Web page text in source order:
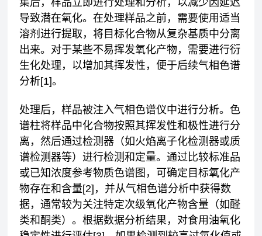
集后，样品立即进行处理和分析，以减少因延迟
导致潜在氧化。在处理样品之前，需要使用适当
溶剂进行提取，将目标化合物从复杂基质中分离
出来。对于某些不易挥发氧化产物，需要进行衍
生化处理，以增加其挥发性，便于后续气相色谱
分析[1]。
处理后，样品被注入气相色谱仪中进行分析。色
谱柱将样品中化合物按照其挥发性和极性进行分
离，然后通过检测器（如火焰离子化检测器或质
谱检测器等）进行检测和定量。通过比较标准品
或已知浓度参考物质色谱图，可确定目标氧化产
物存在和含量[2]，并从气相色谱分析中获得数
据，通常较为关注特定次级氧化产物含量（如醛
类和酮类）。根据数据分析结果，对食用油氧化